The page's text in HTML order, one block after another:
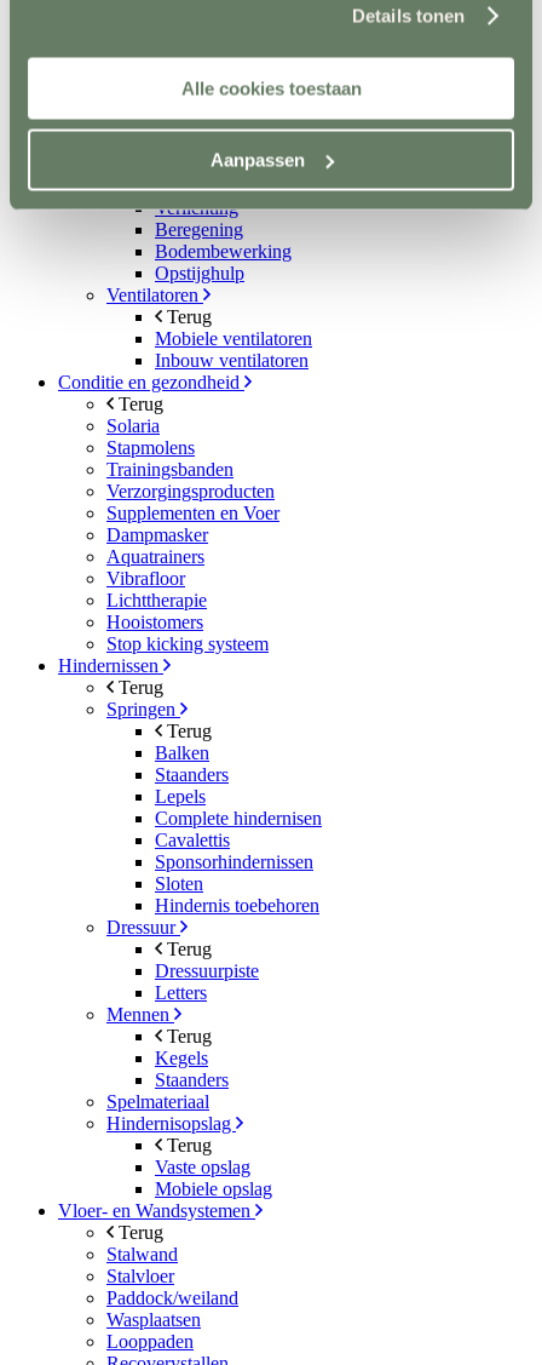
Details tonen
Alle cookies toestaan
Aanpassen
Drinkbakken en watervaten
Bodemverbetering
Rijhal / Rijbak
Terug
Wandafwerking
Spiegels
Verlichting
Beregening
Bodembewerking
Opstijghulp
Ventilatoren
Terug
Mobiele ventilatoren
Inbouw ventilatoren
Conditie en gezondheid
Terug
Solaria
Stapmolens
Trainingsbanden
Verzorgingsproducten
Supplementen en Voer
Dampmasker
Aquatrainers
Vibrafloor
Lichttherapie
Hooistomers
Stop kicking systeem
Hindernissen
Terug
Springen
Terug
Balken
Staanders
Lepels
Complete hindernisen
Cavalettis
Sponsorhindernissen
Sloten
Hindernis toebehoren
Dressuur
Terug
Dressuurpiste
Letters
Mennen
Terug
Kegels
Staanders
Spelmateriaal
Hindernisopslag
Terug
Vaste opslag
Mobiele opslag
Vloer- en Wandsystemen
Terug
Stalwand
Stalvloer
Paddock/weiland
Wasplaatsen
Looppaden